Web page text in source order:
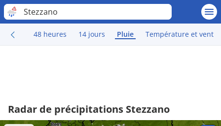
Stezzano
48 heures 14 jours Pluie Température et vent
Radar de précipitations Stezzano